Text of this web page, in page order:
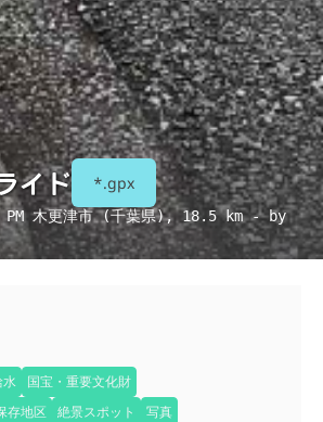
イド *.gpx
PM木更津市 (千葉県), 18.5 km - by
水
国宝・重要文化財
存地区
絶景スポット 写真